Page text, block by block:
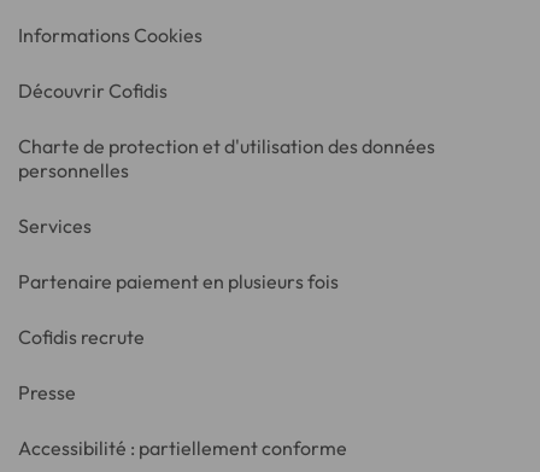
Informations Cookies
Découvrir Cofidis
Charte de protection et d'utilisation des données
personnelles
Services
Partenaire paiement en plusieurs fois
Cofidis recrute
Presse
Accessibilité : partiellement conforme